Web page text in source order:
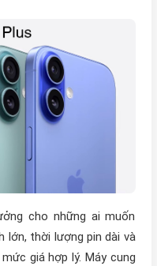
cho những ai muốn
lớn, thời lượng pin dài và
giá hợp lý. Máy cung